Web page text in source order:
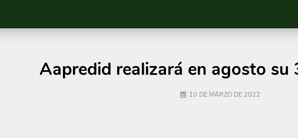
Aapredid realizará en agosto su
10 DE MARZO DE 2022